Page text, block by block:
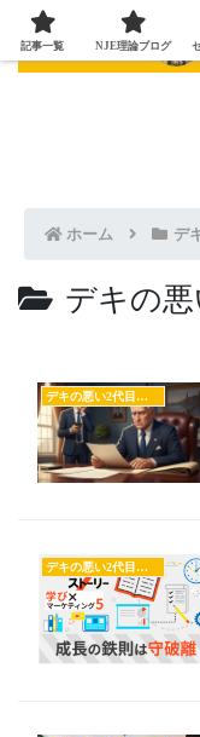
ホーム デ
デキの
デキの悪い2代目社長候補
デキの悪い2代目社長候補
記事一覧 NJE理論ブログ